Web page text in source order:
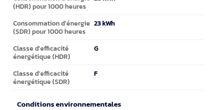
(HDR) pour 1000 heures
Consommation d'énergie
(SDR) pour 1000 heures
23 kWh
Classe d'efficacité
énergétique (HDR)
G
Classe d'efficacité
énergétique (SDR)
F
Conditions environnementales